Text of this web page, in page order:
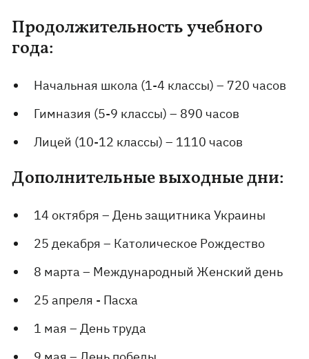
Продолжительность учебного
года:
Начальная школа (1-4 классы) – 720 часов
Гимназия (5-9 классы) – 890 часов
Лицей (10-12 классы) – 1110 часов
Дополнительные выходные дни:
14 октября – День защитника Украины
25 декабря – Католическое Рождество
8 марта – Международный Женский день
25 апреля - Пасха
1 мая – День труда